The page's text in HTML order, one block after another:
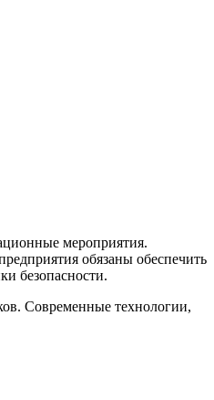
мероприятия.
обязаны обеспечить
безопасности.
Современные технологии,